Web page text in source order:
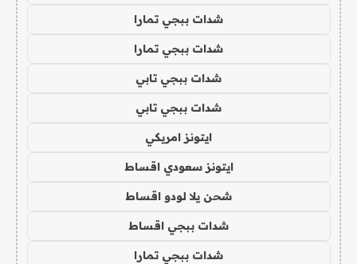
شدات ببجي تمارا
شدات ببجي تمارا
شدات ببجي تابي
شدات ببجي تابي
ايتونز امريكي
ايتونز سعودي اقساط
شحن يلا لودو اقساط
شدات ببجي اقساط
شدات ببجي تمارا